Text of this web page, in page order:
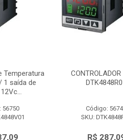
Temperatura
1 saída de
56750
CONTROLADOR
Código:
SKU:
R$